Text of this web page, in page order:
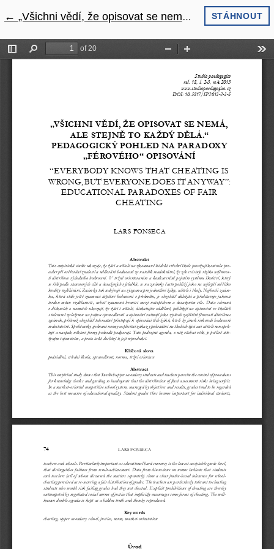
← Návrat na podrobnosti článku
„Všichni vědí, že opisovat se nemá, ale stejně to každý dělá.“ Pedagogický pohled na paradoxy „férového“ opisování STÁHNOUT